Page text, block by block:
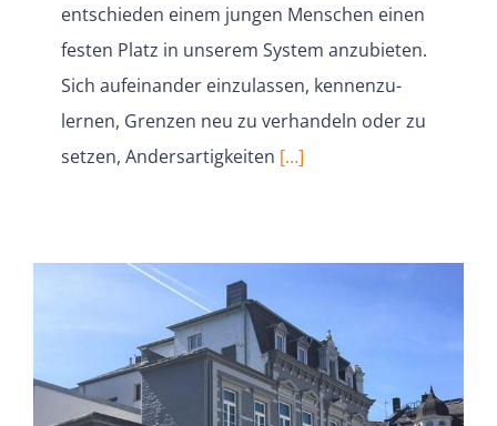
entschieden einem jungen Menschen einen
festen Platz in unserem System anzubieten.
Sich aufein­ander einzu­lassen, kennen­zu­
lernen, Grenzen neu zu verhandeln oder zu
setzen, Anders­ar­tig­keiten […]